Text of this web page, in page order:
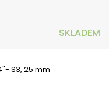
SKLADEM
S3, 25 mm